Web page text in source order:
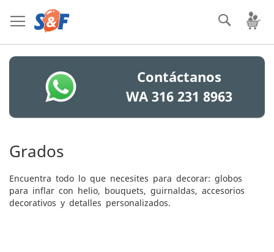
al
contenido
Contáctanos
WA 316 231 8963
Grados
Encuentra todo lo que necesites para decorar: globos
para inflar con helio, bouquets, guirnaldas, accesorios
decorativos y detalles personalizados.